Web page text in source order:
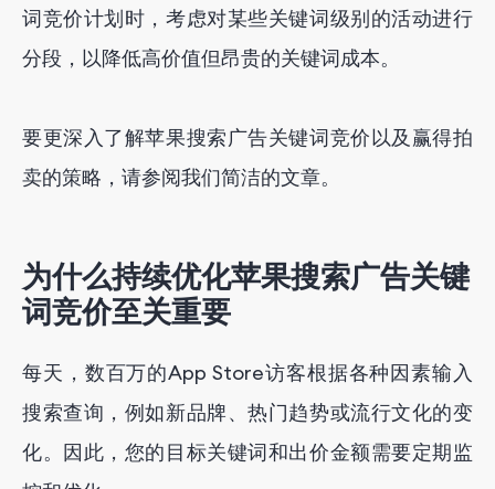
词竞价计划时，考虑对某些关键词级别的活动进行
分段，以降低高价值但昂贵的关键词成本。
要更深入了解苹果搜索广告关键词竞价以及赢得拍
卖的策略，请参阅我们简洁的文章。
为什么持续优化苹果搜索广告关键
词竞价至关重要
每天，数百万的App Store访客根据各种因素输入
搜索查询，例如新品牌、热门趋势或流行文化的变
化。因此，您的目标关键词和出价金额需要定期监